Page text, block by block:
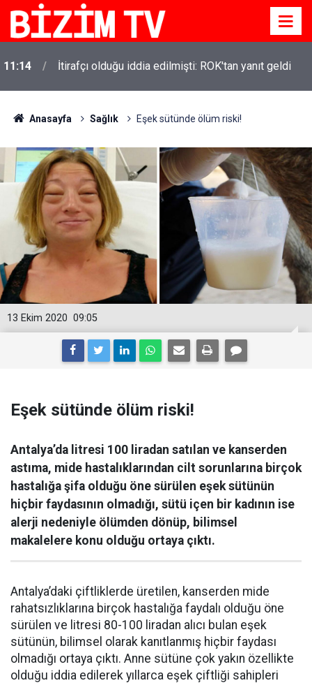
11:14 İtirafçı olduğu iddia edilmişti: ROK'tan yanıt geldi
Anasayfa Sağlık Eşek sütünde ölüm riski!
09:05
13 Ekim 2020
Eşek sütünde ölüm riski!
Antalya’da litresi 100 liradan satılan ve kanserden
astıma, mide hastalıklarından cilt sorunlarına birçok
hastalığa şifa olduğu öne sürülen eşek sütünün
hiçbir faydasının olmadığı, sütü içen bir kadının ise
alerji nedeniyle ölümden dönüp, bilimsel
makalelere konu olduğu ortaya çıktı.
Antalya’daki çiftliklerde üretilen, kanserden mide
rahatsızlıklarına birçok hastalığa faydalı olduğu öne
sürülen ve litresi 80-100 liradan alıcı bulan eşek
sütünün, bilimsel olarak kanıtlanmış hiçbir faydası
olmadığı ortaya çıktı. Anne sütüne çok yakın özellikte
olduğu iddia edilerek yıllarca eşek çiftliği sahipleri